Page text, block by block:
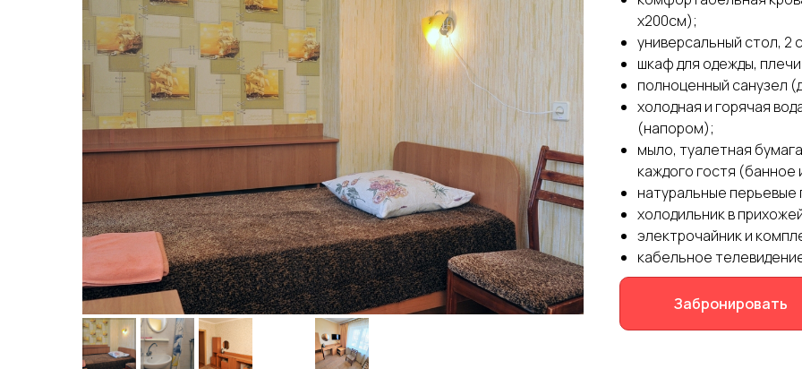
х200см);
универсальный стол, 2
шкаф для одежды,
полноценный санузел
холодная и горячая
(напором);
мыло, туалетная
каждого гостя (банное
натуральные перьевые
холодильник в
электрочайник и
кабельное
Забронировать